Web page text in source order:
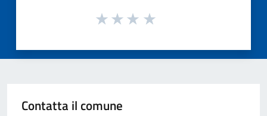
Contatta il comune